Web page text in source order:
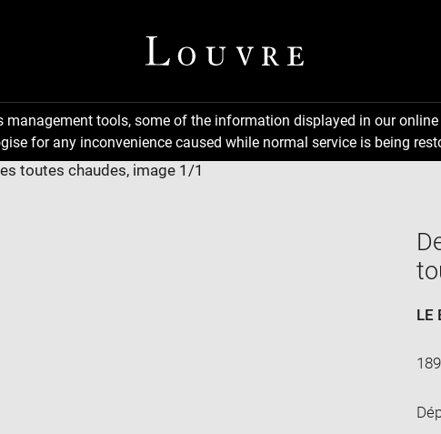
management tools, some of the information displayed in our
for any inconvenience caused while normal service is being
LE